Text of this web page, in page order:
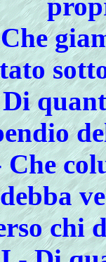
chi